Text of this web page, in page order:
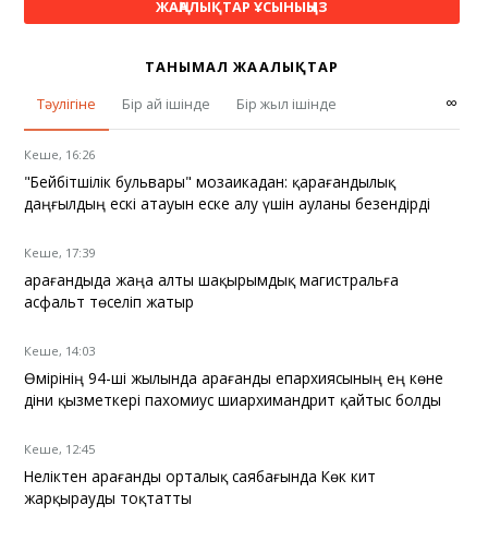
ЖАҢАЛЫҚТАР ҰСЫНЫҢЫЗ
ТАНЫМАЛ ЖАҢАЛЫҚТАР
Тәулігіне
Бір ай ішінде Бір жыл ішінде ∞
Кеше, 16:26
"Бейбітшілік бульвары" мозаикадан: қарағандылық
даңғылдың ескі атауын еске алу үшін ауланы безендірді
Кеше, 17:39
Қарағандыда жаңа алты шақырымдық магистральға
асфальт төселіп жатыр
Кеше, 14:03
Өмірінің 94-ші жылында Қарағанды епархиясының ең көне
діни қызметкері пахомиус шиархимандрит қайтыс болды
Кеше, 12:45
Неліктен Қарағанды орталық саябағында Көк кит
жарқырауды тоқтатты